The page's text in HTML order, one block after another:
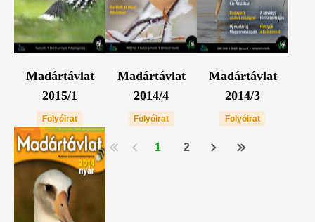
Madártávlat
2015/1
Folyóirat
Madártávlat
2014/4
Folyóirat
Madártávlat
2014/3
Folyóirat
1 2